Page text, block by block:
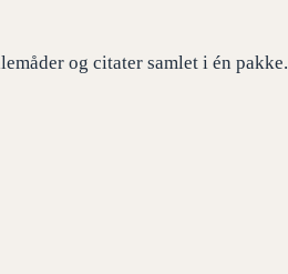
og citater samlet i én pakke.